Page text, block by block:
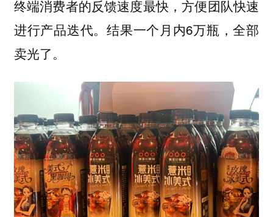
终端消费者的反馈速度最快，方便团队快速
进行产品迭代。结果一个月内6万瓶，全部
卖光了。